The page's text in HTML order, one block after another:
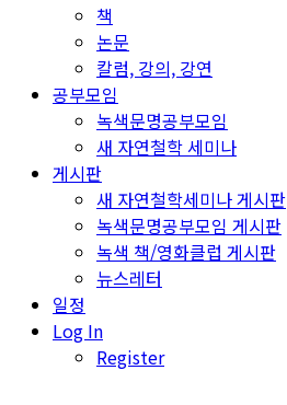
책
논문
칼럼, 강의, 강연
공부모임
녹색문명공부모임
새 자연철학 세미나
게시판
새 자연철학세미나 게시판
녹색문명공부모임 게시판
녹색 책/영화클럽 게시판
뉴스레터
일정
Log In
Register